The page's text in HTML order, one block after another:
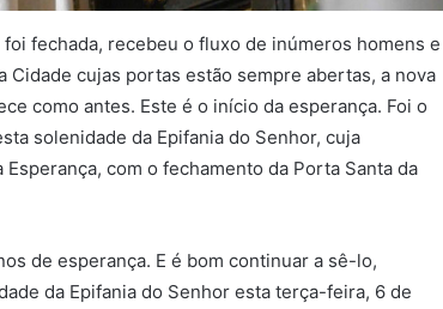
fechada, recebeu o fluxo de inúmeros homens e
cujas portas estão sempre abertas, a nova
como antes. Este é o início da esperança. Foi o
solenidade da Epifania do Senhor, cuja
com o fechamento da Porta Santa da
de esperança. E é bom continuar a sê-lo,
da Epifania do Senhor esta terça-feira, 6 de